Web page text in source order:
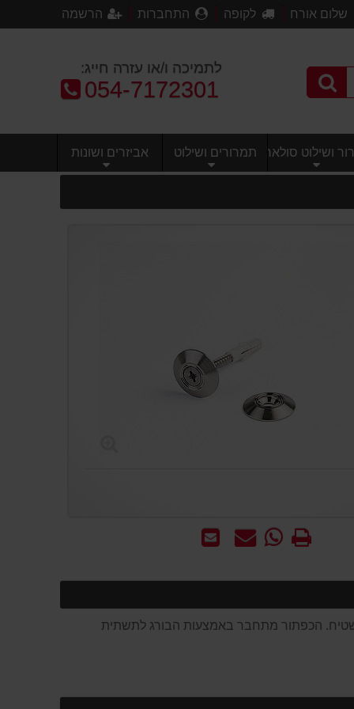
שלום אורח לקופה התחברות הרשמה
לתמיכה ו/או עזרה חייג:
טלפון:
054-7172301
ושילוט סולארי תמרורים ושילוט אביזרים ושונות
שלח
שאל WhatsApp
הכפתור מתחבר באמצעות הבורג לתשתית